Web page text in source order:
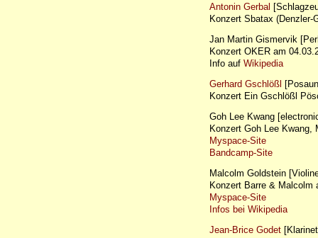
Antonin Gerbal
Konzert Sbatax (Denzler-
Jan Martin Gismervik
Konzert OKER am
Info auf Wikipedia
Gerhard Gschlößl
Konzert Ein Gschlößl
Goh Lee Kwang
Konzert Goh Lee Kwang,
Myspace-Site
Bandcamp-Site
Malcolm Goldstein
Konzert Barre & Malcolm
Myspace-Site
Infos bei Wikipedia
Jean-Brice Godet